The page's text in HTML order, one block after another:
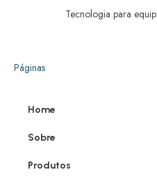
Tecnologia para
Páginas
Home
Sobre
Produtos